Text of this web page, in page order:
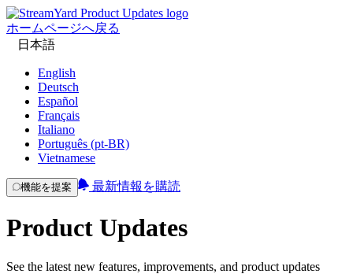
ホームページへ戻る
日本語
English
Deutsch
Español
Français
Italiano
Português (pt-BR)
Vietnamese
機能を提案 最新情報を購読
Product Updates
See the latest new features, improvements, and product updates